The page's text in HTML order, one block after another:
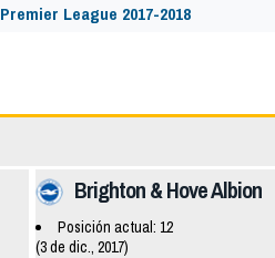
Premier League 2017-2018
Brighton & Hove Albion
Posición actual: 12
(3 de dic., 2017)